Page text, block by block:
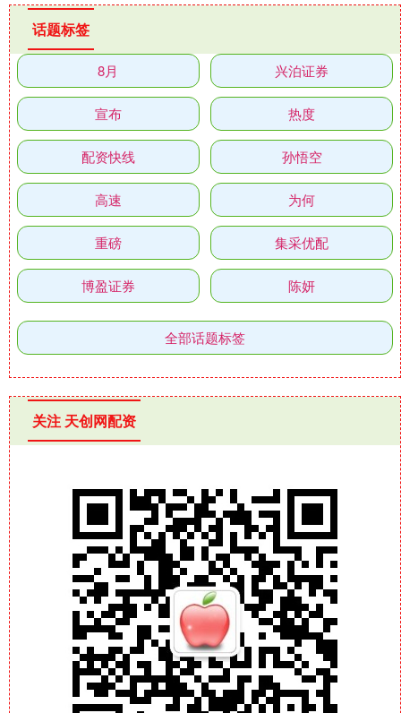
话题标签
8月 兴泊证券
宣布 热度
配资快线 孙悟空
高速 为何
重磅 集采优配
博盈证券 陈妍
全部话题标签
关注 天创网配资